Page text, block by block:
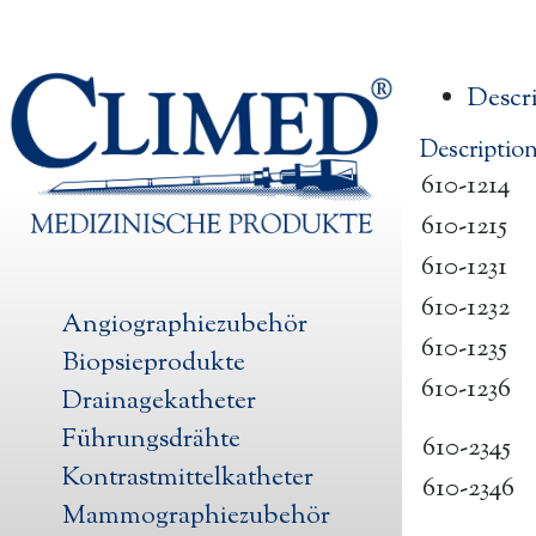
Angiographiezubehör
Biopsieprodukte
Drainagekatheter
Führungsdrähte
Kontrastmittelkatheter
Mammographiezubehör
610-1214
610-1215
610-1231
610-1232
610-1235
610-1236
610-2345
610-2346